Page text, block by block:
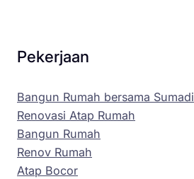
Pekerjaan
Bangun Rumah bersama Sumadi
Renovasi Atap Rumah
Bangun Rumah
Renov Rumah
Atap Bocor